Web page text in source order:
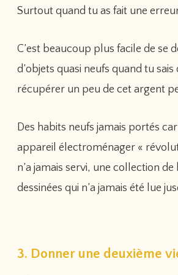
Surtout quand tu as fait une
C’est beaucoup plus facile de se
d’objets quasi neufs quand tu
récupérer un peu de cet argent
Des habits neufs jamais portés
appareil électroménager «
n’a jamais servi, une collection de
dessinées qui n’a jamais été lue
3. Donner une deuxième